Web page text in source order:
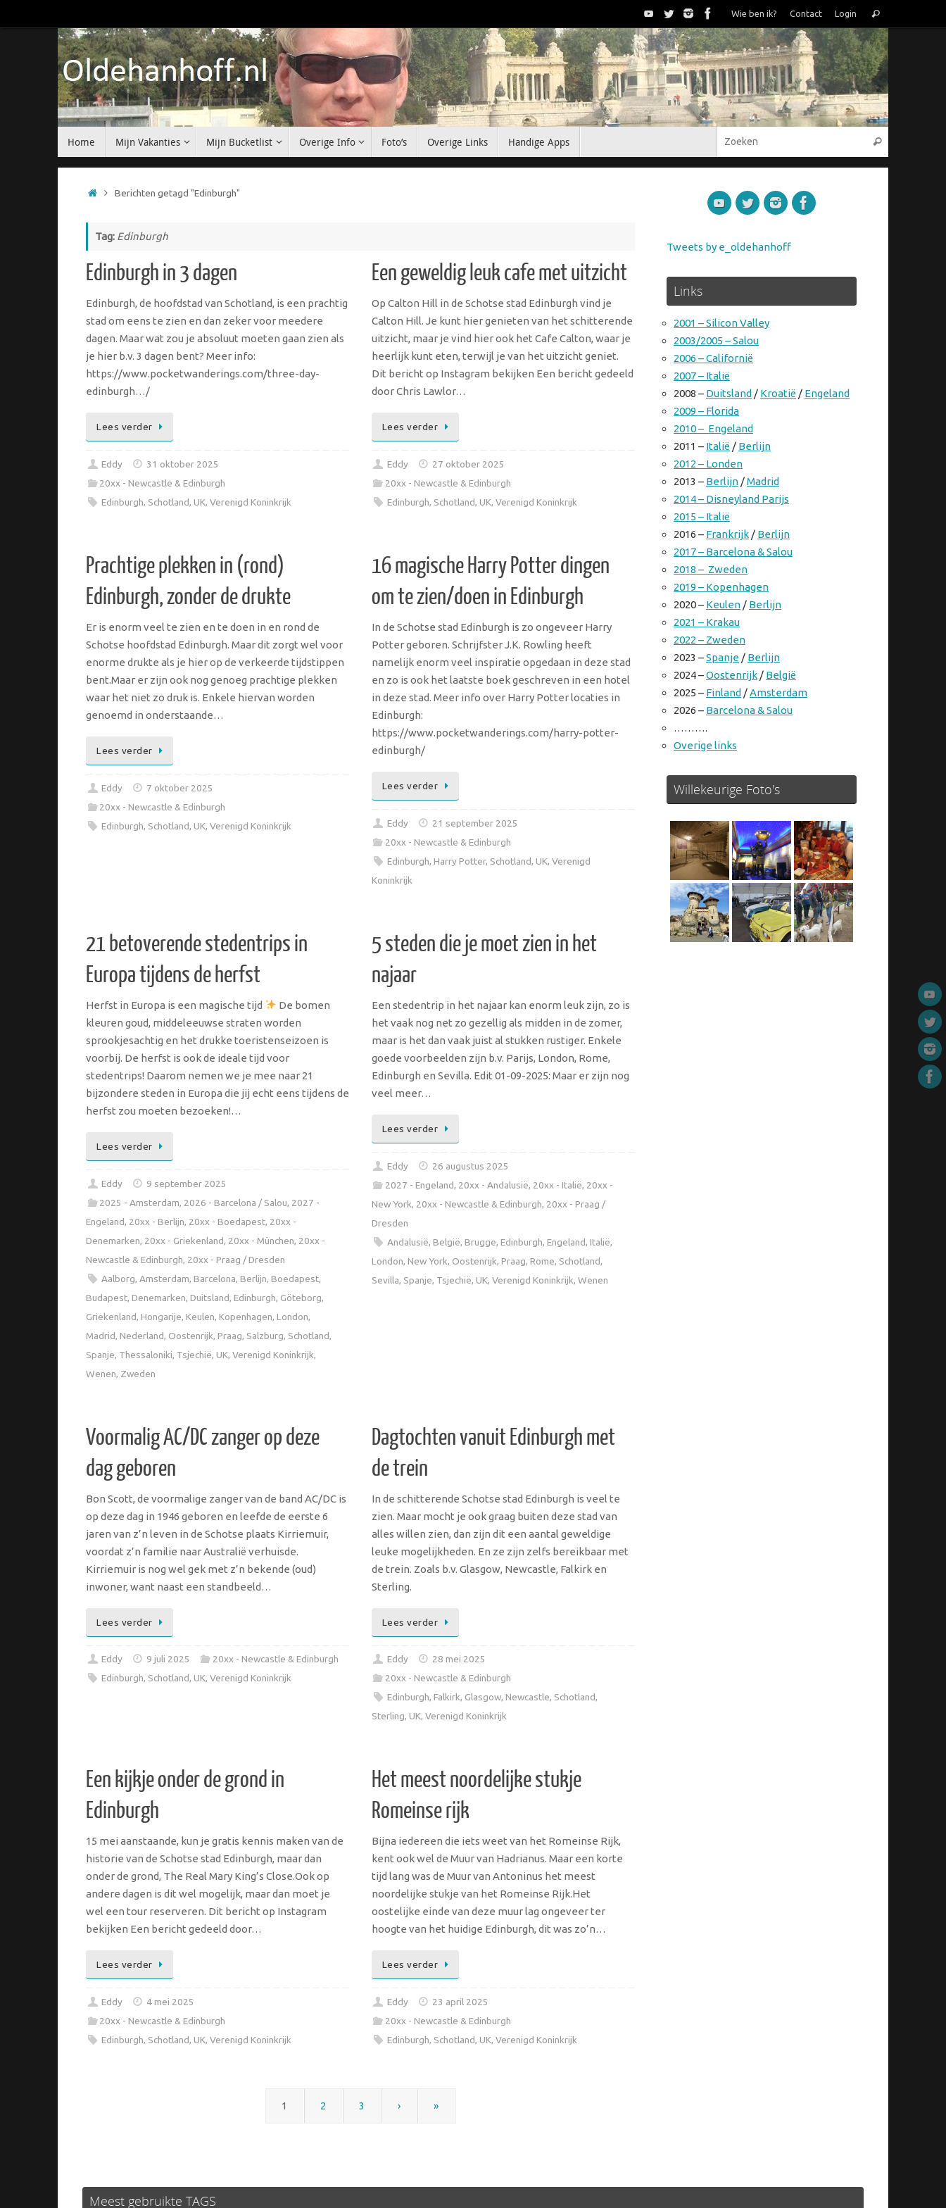
naar
Wie ben ik? Contact Login
naar:
Zoeken
naarHome Mijn Vakanties Mijn Bucketlist Overige Info Foto’s Overige Links Handige Apps Zoeken
HomeBerichten getagd "Edinburgh"
Tag: Edinburgh
Edinburgh in 3 dagen
Edinburgh, de hoofdstad van Schotland, is een prachtig
stad om eens te zien en dan zeker voor meedere
dagen. Maar wat zou je absoluut moeten gaan zien als
je hier b.v. 3 dagen bent? Meer info:
https://www.pocketwanderings.com/three-day-
edinburgh…/
Lees verder
Eddy
31 oktober 2025
20xx - Newcastle & Edinburgh
Edinburgh, Schotland,UK,Verenigd Koninkrijk
Een geweldig leuk cafe met uitzicht
Op Calton Hill in de Schotse stad Edinburgh vind je
Calton Hill. Je kunt hier genieten van het schitterende
uitzicht, maar je vind hier ook het Cafe Calton, waar je
heerlijk kunt eten, terwijl je van het uitzicht geniet.
Dit bericht op Instagram bekijken Een bericht gedeeld
door Chris Lawlor…
Lees verder
Eddy
27 oktober 2025
20xx - Newcastle & Edinburgh
Edinburgh, Schotland, UK, Verenigd Koninkrijk
Prachtige plekken in (rond)
Edinburgh, zonder de drukte
Er is enorm veel te zien en te doen in en rond de
Schotse hoofdstad Edinburgh. Maar dit zorgt wel voor
enorme drukte als je hier op de verkeerde tijdstippen
bent.Maar er zijn ook nog genoeg prachtige plekken
waar het niet zo druk is. Enkele hiervan worden
genoemd in onderstaande…
Lees verder
Eddy
7 oktober 2025
20xx - Newcastle & Edinburgh
Edinburgh, Schotland,UK,Verenigd Koninkrijk
16 magische Harry Potter dingen
om te zien/doen in Edinburgh
In de Schotse stad Edinburgh is zo ongeveer Harry
Potter geboren. Schrijfster J.K. Rowling heeft
namelijk enorm veel inspiratie opgedaan in deze stad
en zo is ook het laatste boek geschreven in een hotel
in deze stad. Meer info over Harry Potter locaties in
Edinburgh:
https://www.pocketwanderings.com/harry-potter-
edinburgh/
Lees verder
Eddy
21 september 2025
20xx - Newcastle & Edinburgh
Edinburgh, Harry Potter, Schotland, UK, Verenigd
Koninkrijk
21 betoverende stedentrips in
Europa tijdens de herfst
Herfst in Europa is een magische tijd
De bomen
kleuren goud, middeleeuwse straten worden
sprookjesachtig en het drukke toeristenseizoen is
voorbij. De herfst is ook de ideale tijd voor
stedentrips! Daarom nemen we je mee naar 21
bijzondere steden in Europa die jij echt eens tijdens de
herfst zou moeten bezoeken!…
Lees verder
Eddy
9 september 2025
2025 - Amsterdam, 2026 - Barcelona / Salou, 2027 -
Engeland, 20xx - Berlijn, 20xx - Boedapest, 20xx -
Denemarken, 20xx - Griekenland, 20xx - München, 20xx -
Newcastle & Edinburgh, 20xx - Praag / Dresden
Aalborg,Amsterdam,Barcelona,Berlijn,Boedapest,
Budapest, Denemarken, Duitsland, Edinburgh, Göteborg,
Griekenland, Hongarije, Keulen, Kopenhagen, London,
Madrid, Nederland, Oostenrijk, Praag, Salzburg, Schotland,
Spanje, Thessaloniki, Tsjechië, UK, Verenigd Koninkrijk,
Wenen, Zweden
5 steden die je moet zien in het
najaar
Een stedentrip in het najaar kan enorm leuk zijn, zo is
het vaak nog net zo gezellig als midden in de zomer,
maar is het dan vaak juist al stukken rustiger. Enkele
goede voorbeelden zijn b.v. Parijs, London, Rome,
Edinburgh en Sevilla. Edit 01-09-2025: Maar er zijn nog
veel meer…
Lees verder
Eddy
26 augustus 2025
2027 - Engeland, 20xx - Andalusië, 20xx - Italië, 20xx -
New York, 20xx - Newcastle & Edinburgh, 20xx - Praag /
Dresden
Andalusië, België, Brugge, Edinburgh, Engeland, Italië,
London, New York, Oostenrijk, Praag, Rome, Schotland,
Sevilla, Spanje, Tsjechië, UK, Verenigd Koninkrijk, Wenen
Voormalig AC/DC zanger op deze
dag geboren
Bon Scott, de voormalige zanger van de band AC/DC is
op deze dag in 1946 geboren en leefde de eerste 6
jaren van z’n leven in de Schotse plaats Kirriemuir,
voordat z’n familie naar Australië verhuisde.
Kirriemuir is nog wel gek met z’n bekende (oud)
inwoner, want naast een standbeeld…
Lees verder
Eddy 9 juli 2025
20xx - Newcastle & Edinburgh
Edinburgh, Schotland,UK,Verenigd Koninkrijk
Dagtochten vanuit Edinburgh met
de trein
In de schitterende Schotse stad Edinburgh is veel te
zien. Maar mocht je ook graag buiten deze stad van
alles willen zien, dan zijn dit een aantal geweldige
leuke mogelijkheden. En ze zijn zelfs bereikbaar met
de trein. Zoals b.v. Glasgow, Newcastle, Falkirk en
Sterling.
Lees verder
Eddy
28 mei 2025
20xx - Newcastle & Edinburgh
Edinburgh, Falkirk, Glasgow, Newcastle, Schotland,
Sterling, UK, Verenigd Koninkrijk
Een kijkje onder de grond in
Edinburgh
15 mei aanstaande, kun je gratis kennis maken van de
historie van de Schotse stad Edinburgh, maar dan
onder de grond, The Real Mary King’s Close.Ook op
andere dagen is dit wel mogelijk, maar dan moet je
wel een tour reserveren. Dit bericht op Instagram
bekijken Een bericht gedeeld door…
Lees verder
Eddy
4 mei 2025
20xx - Newcastle & Edinburgh
Edinburgh, Schotland,UK,Verenigd Koninkrijk
Het meest noordelijke stukje
Romeinse rijk
Bijna iedereen die iets weet van het Romeinse Rijk,
kent ook wel de Muur van Hadrianus. Maar een korte
tijd lang was de Muur van Antoninus het meest
noordelijke stukje van het Romeinse Rijk.Het
oostelijke einde van deze muur lag ongeveer ter
hoogte van het huidige Edinburgh, dit was zo’n…
Lees verder
Eddy
23 april 2025
20xx - Newcastle & Edinburgh
Edinburgh, Schotland, UK, Verenigd Koninkrijk
1 2 3 › »
Tweets by e_oldehanhoff
Links
2001 – Silicon Valley
2003/2005 – Salou
2006 – Californië
2007 – Italië
2008 – Duitsland / Kroatië / Engeland
2009 – Florida
2010 – Engeland
2011 – Italië / Berlijn
2012 – Londen
2013 – Berlijn /Madrid
2014 – Disneyland Parijs
2015 – Italië
2016 – Frankrijk / Berlijn
2017 – Barcelona & Salou
2018 – Zweden
2019 – Kopenhagen
2020 – Keulen / Berlijn
2021 – Krakau
2022 – Zweden
2023 –Spanje / Berlijn
2024 –Oostenrijk / België
2025 – Finland /Amsterdam
2026 – Barcelona & Salou
……….
Overige links
Willekeurige Foto's
Meest gebruikte TAGS